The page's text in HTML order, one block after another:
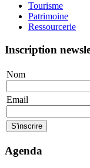
Tourisme
Patrimoine
Ressourcerie
Inscription
Nom
Email
Agenda